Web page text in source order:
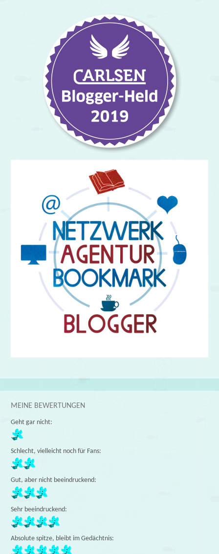
MEINE BEWERTUNGEN
Geht gar nicht:
Schlecht, vielleicht noch für Fans:
Gut, aber nicht beeindruckend:
Sehr beeindruckend:
Absolute spitze, bleibt im Gedächtnis: